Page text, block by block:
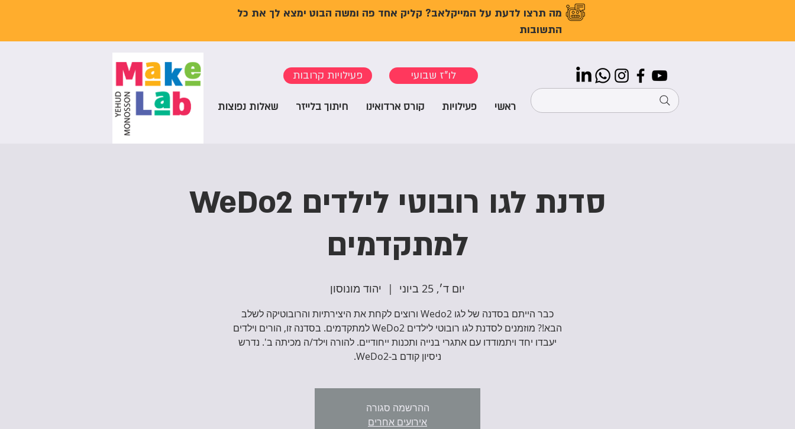
מה תרצו לדעת על המייקלאב? קליק אחד פה ומשה הבוט ימצא לך את כל
התשובות
פעילויות קרובות לו"ז שבועי
ראשי פעילויות קורס ארדואינו חיתוך בלייזר שאלות נפוצות
סדנת לגו רובוטי לילדים WeDo2
למתקדמים
יום ד׳, 25 ביוני
  |
יהוד מונוסון
כבר הייתם בסדנה של לגו Wedo2 ורוצים לקחת את היצירתיות והרובוטיקה לשלב
הבא!? מוזמנים לסדנת לגו רובוטי לילדים WeDo2 למתקדמים. בסדנה זו, הורים וילדים
יעבדו יחד ויתמודדו עם אתגרי בנייה ותכנות ייחודיים. להורה וילד/ה מכיתה ב'. נדרש
ניסיון קודם ב-WeDo2.
ההרשמה סגורה
אירועים אחרים